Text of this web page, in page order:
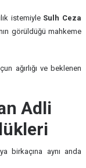
istemiyle Sulh Ceza
görüldüğü mahkeme
ağırlığı ve beklenen
Adli
birkaçına aynı anda